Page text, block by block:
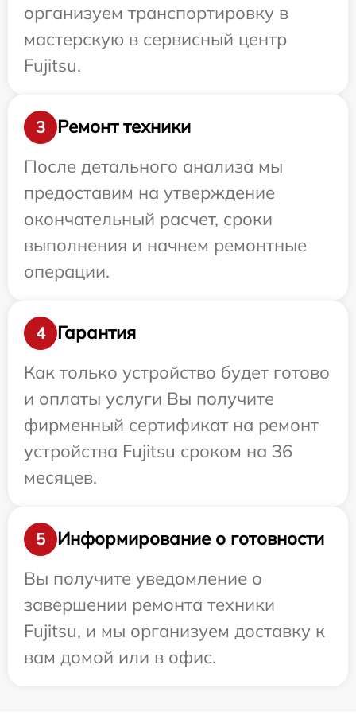
организуем транспортировку в
мастерскую в сервисный центр
Fujitsu.
3
Ремонт техники
После детального анализа мы
предоставим на утверждение
окончательный расчет, сроки
выполнения и начнем ремонтные
операции.
4
Гарантия
Как только устройство будет готово
и оплаты услуги Вы получите
фирменный сертификат на ремонт
устройства Fujitsu сроком на 36
месяцев.
5
Информирование о готовности
Вы получите уведомление о
завершении ремонта техники
Fujitsu, и мы организуем доставку к
вам домой или в офис.